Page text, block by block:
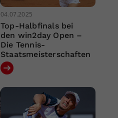
04.07.2025
Top-Halbfinals bei
den win2day Open –
Die Tennis-
Staatsmeisterschaften